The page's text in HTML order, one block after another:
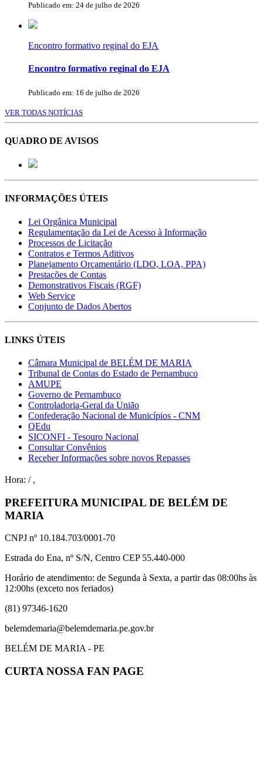
Publicado em: 24 de julho de 2026
Encontro formativo reginal do EJA
Encontro formativo reginal do EJA
Publicado em: 16 de julho de 2026
VER TODAS NOTÍCIAS
QUADRO DE AVISOS
INFORMAÇÕES ÚTEIS
Lei Orgânica Municipal
Regulamentação da Lei de Acesso à Informação
Processos de Licitação
Contratos e Termos Aditivos
Planejamento Orçamentário (LDO, LOA, PPA)
Prestações de Contas
Demonstrativos Fiscais (RGF)
Web Service
Conjunto de Dados Abertos
LINKS ÚTEIS
Câmara Municipal de BELÉM DE MARIA
Tribunal de Contas do Estado de Pernambuco
AMUPE
Governo de Pernambuco
Controladoria-Geral da União
Confederação Nacional de Municípios - CNM
QEdu
SICONFI - Tesouro Nacional
Consultar Convênios
Receber Informações sobre novos Repasses
Hora: / ,
PREFEITURA MUNICIPAL DE BELÉM DE
MARIA
CNPJ nº 10.184.703/0001-70
Estrada do Ena, nº S/N, Centro CEP 55.440-000
Horário de atendimento: de Segunda à Sexta, a partir das 08:00hs às
12:00hs (exceto nos feriados)
(81) 97346-1620
belemdemaria@belemdemaria.pe.gov.br
BELÉM DE MARIA - PE
CURTA NOSSA FAN PAGE